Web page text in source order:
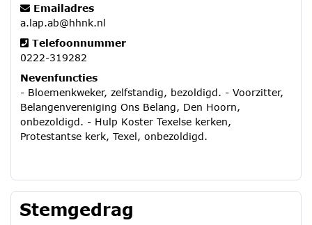
Emailadres
a.lap.ab@hhnk.nl
Telefoonnummer
0222-319282
Nevenfuncties
- Bloemenkweker, zelfstandig, bezoldigd. - Voorzitter,
Belangenvereniging Ons Belang, Den Hoorn,
onbezoldigd. - Hulp Koster Texelse kerken,
Protestantse kerk, Texel, onbezoldigd.
Stemgedrag